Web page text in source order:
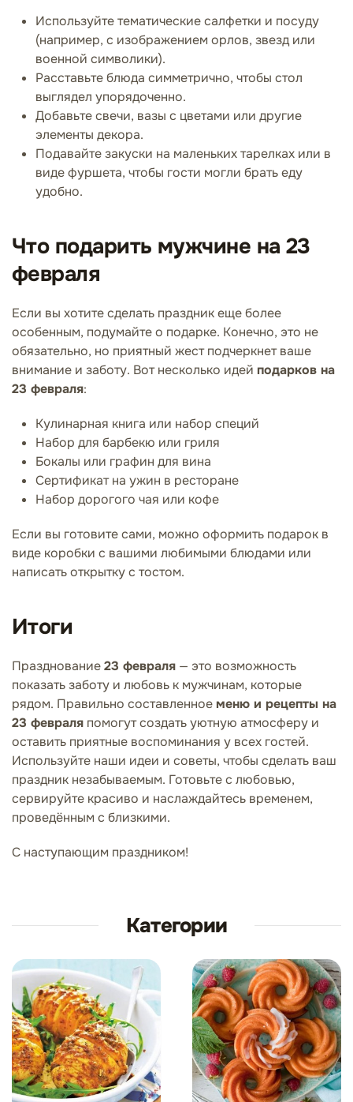
Используйте тематические салфетки и посуду
(например, с изображением орлов, звезд или
военной символики).
Расставьте блюда симметрично, чтобы стол
выглядел упорядоченно.
Добавьте свечи, вазы с цветами или другие
элементы декора.
Подавайте закуски на маленьких тарелках или в
виде фуршета, чтобы гости могли брать еду
удобно.
Что подарить мужчине на 23
февраля
Если вы хотите сделать праздник еще более
особенным, подумайте о подарке. Конечно, это не
обязательно, но приятный жест подчеркнет ваше
внимание и заботу. Вот несколько идей подарков на
23 февраля:
Кулинарная книга или набор специй
Набор для барбекю или гриля
Бокалы или графин для вина
Сертификат на ужин в ресторане
Набор дорогого чая или кофе
Если вы готовите сами, можно оформить подарок в
виде коробки с вашими любимыми блюдами или
написать открытку с тостом.
Итоги
Празднование23 февраля — это возможность
показать заботу и любовь к мужчинам, которые
рядом. Правильно составленноеменю и рецепты на
23 февраля помогут создать уютную атмосферу и
оставить приятные воспоминания у всех гостей.
Используйте наши идеи и советы, чтобы сделать ваш
праздник незабываемым. Готовьте с любовью,
сервируйте красиво и наслаждайтесь временем,
проведённым с близкими.
С наступающим праздником!
Категории